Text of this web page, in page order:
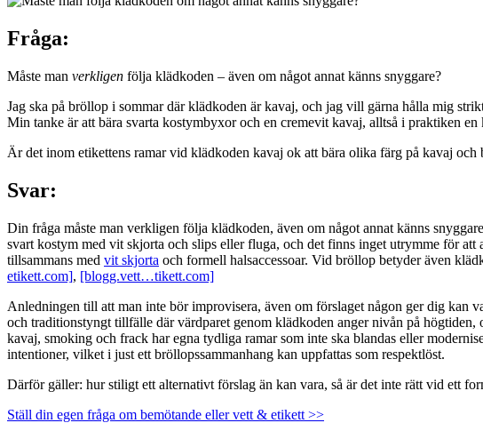
Fråga:
Måste man verkligen följa klädkoden – även om något annat känns snyggare?
Jag ska på bröllop i sommar där klädkoden är kavaj, och jag vill gärna hålla mig
Min tanke är att bära svarta kostymbyxor och en cremevit kavaj, alltså i praktiken
Är det inom etikettens ramar vid klädkoden kavaj ok att bära olika färg på kavaj
Svar:
Din fråga måste man verkligen följa klädkoden, även om något annat känns
svart kostym med vit skjorta och slips eller fluga, och det finns inget utrymme för
tillsammans med vit skjorta och formell halsaccessoar. Vid bröllop betyder även
etikett.com], [blogg.vett…tikett.com]
Anledningen till att man inte bör improvisera, även om förslaget någon ger dig kan
och traditionstyngt tillfälle där värdparet genom klädkoden anger nivån på
kavaj, smoking och frack har egna tydliga ramar som inte ska blandas eller
intentioner, vilket i just ett bröllopssammanhang kan uppfattas som respektlöst.
Därför gäller: hur stiligt ett alternativt förslag än kan vara, så är det inte rätt vid ett
Ställ din egen fråga om bemötande eller vett & etikett >>